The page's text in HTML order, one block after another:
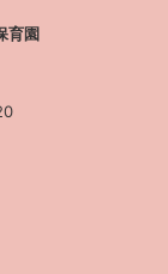
育園